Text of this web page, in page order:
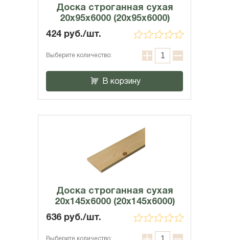
Доска строганная сухая
20х95х6000 (20x95x6000)
424 руб./шт.
Выберите количество:
В корзину
Доска строганная сухая
20х145х6000 (20x145x6000)
636 руб./шт.
Выберите количество: